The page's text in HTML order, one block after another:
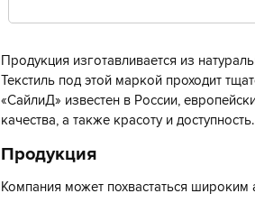
Продукция изготавливается из
Текстиль под этой маркой проходит
«СайлиД» известен в России,
качества, а также красоту и доступность.
Продукция
Компания может похвастаться